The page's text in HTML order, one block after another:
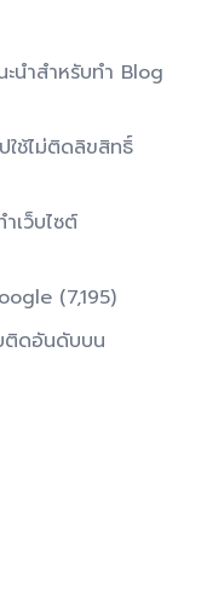
นำสำหรับทำ Blog
ใช้ไม่ติดลิขสิทธิ์
เว็บไซต์
(7,195)
ติดอันดับบน